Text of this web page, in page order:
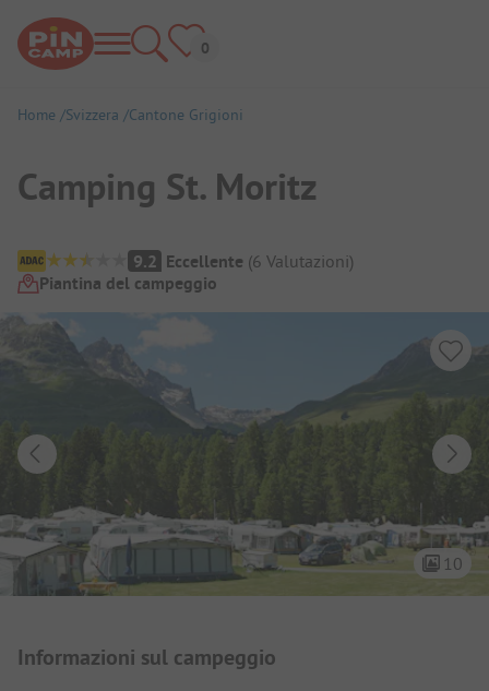
Home Svizzera Cantone Grigioni
Camping St. Moritz
Panoramica del campeggio
9.2 Eccellente (6 Valutazioni)
Piantina del campeggio
10
Informazioni sul campeggio